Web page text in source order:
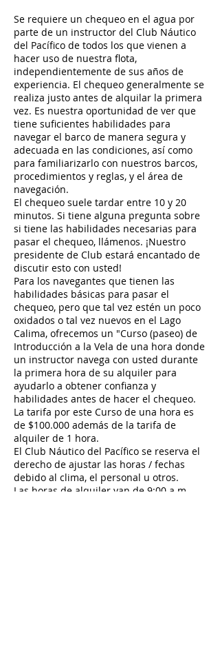
Se requiere un chequeo en el agua por
parte de un instructor del Club Náutico
del Pacífico de todos los que vienen a
hacer uso de nuestra flota,
independientemente de sus años de
experiencia. El chequeo generalmente se
realiza justo antes de alquilar la primera
vez. Es nuestra oportunidad de ver que
tiene suficientes habilidades para
navegar el barco de manera segura y
adecuada en las condiciones, así como
para familiarizarlo con nuestros barcos,
procedimientos y reglas, y el área de
navegación.
El chequeo suele tardar entre 10 y 20
minutos. Si tiene alguna pregunta sobre
si tiene las habilidades necesarias para
pasar el chequeo, llámenos. ¡Nuestro
presidente de Club estará encantado de
discutir esto con usted!
Para los navegantes que tienen las
habilidades básicas para pasar el
chequeo, pero que tal vez estén un poco
oxidados o tal vez nuevos en el Lago
Calima, ofrecemos un "Curso (paseo) de
Introducción a la Vela de una hora donde
un instructor navega con usted durante
la primera hora de su alquiler para
ayudarlo a obtener confianza y
habilidades antes de hacer el chequeo.
La tarifa por este Curso de una hora es
de $100.000 además de la tarifa de
alquiler de 1 hora.
El Club Náutico del Pacífico se reserva el
derecho de ajustar las horas / fechas
debido al clima, el personal u otros.
Las horas de alquiler van de 9:00 a.m. –